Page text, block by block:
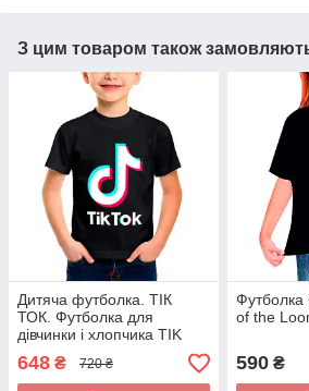
З цим товаром також
Дитяча футболка. ТІК
ТОК. Футболка для
дівчинки і хлопчика TIK
TOK.
648 ₴ 720 ₴
Футболка
of the
590₴